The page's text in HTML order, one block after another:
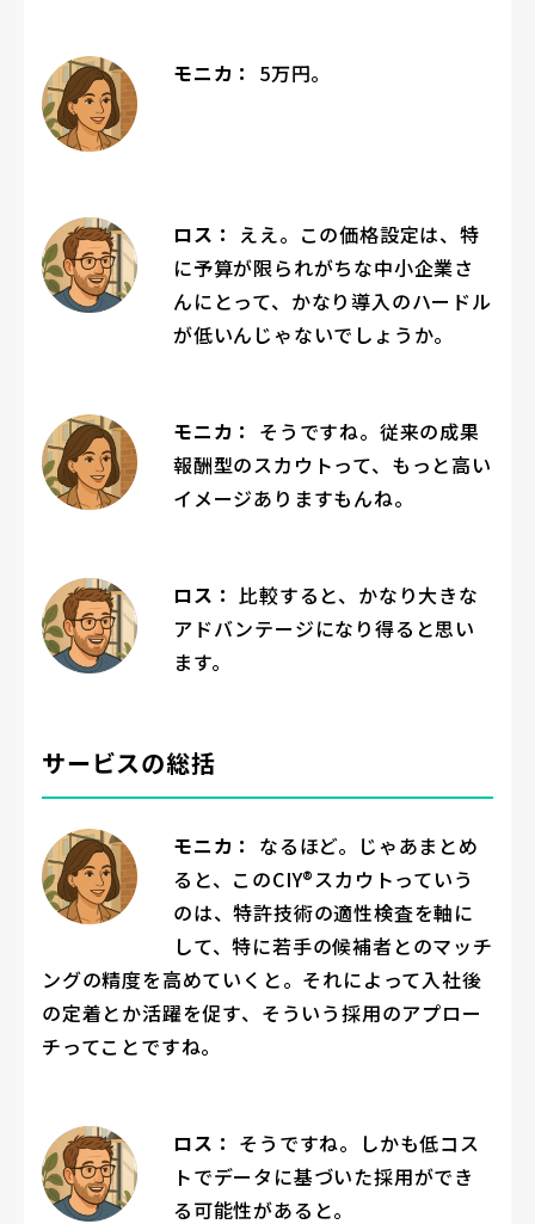
モニカ： 5万円。
ロス： ええ。この価格設定は、特
に予算が限られがちな中小企業さ
んにとって、かなり導入のハードル
が低いんじゃないでしょうか。
モニカ： そうですね。従来の成果
報酬型のスカウトって、もっと高い
イメージありますもんね。
ロス： 比較すると、かなり大きな
アドバンテージになり得ると思い
ます。
サービスの総括
モニカ： なるほど。じゃあまとめ
ると、このCIY®スカウトっていう
のは、特許技術の適性検査を軸に
して、特に若手の候補者とのマッチ
ングの精度を高めていくと。それによって入社後
の定着とか活躍を促す、そういう採用のアプロー
チってことですね。
ロス： そうですね。しかも低コス
トでデータに基づいた採用ができ
る可能性があると。